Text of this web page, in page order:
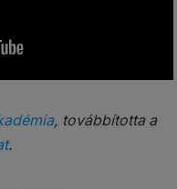
, továbbította a
.